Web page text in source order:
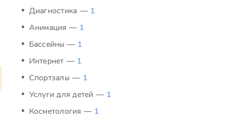
Диагностика — 1
Анимация — 1
Бассейны — 1
Интернет — 1
Спортзалы — 1
Услуги для детей — 1
Косметология — 1